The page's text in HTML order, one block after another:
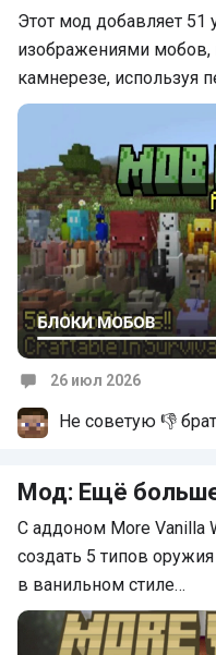
Этот мод добавляет 51
изображениями
камнерезе, используя
26 июл 2026
Не советую 👎
Мод: Ещё
С аддоном More Vanilla
создать 5 типов
в ванильном стиле…